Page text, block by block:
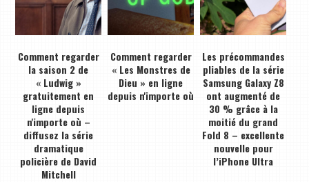
Comment regarder
la saison 2 de
« Ludwig »
gratuitement en
ligne depuis
n'importe où –
diffusez la série
dramatique
policière de David
Mitchell
Comment regarder
« Les Monstres de
Dieu » en ligne
depuis n'importe où
Les précommandes
pliables de la série
Samsung Galaxy Z8
ont augmenté de
30 % grâce à la
moitié du grand
Fold 8 – excellente
nouvelle pour
l’iPhone Ultra